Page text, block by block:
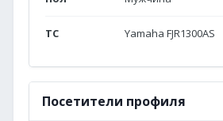
ТС Yamaha FJR1300AS
Посетители профиля